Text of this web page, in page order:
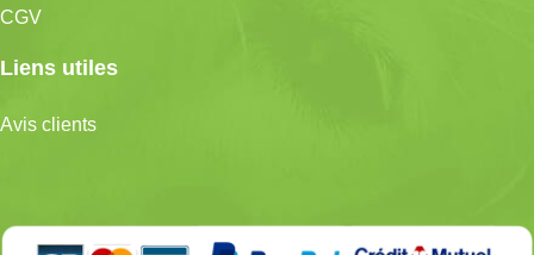
CGV
Liens utiles
Avis clients